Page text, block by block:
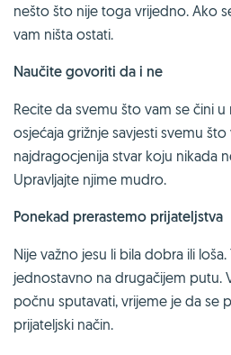
nešto što nije toga vrijedno. Ako
vam ništa ostati.
Naučite govoriti da i ne
Recite da svemu što vam se čini
osjećaja grižnje savjesti svemu
najdragocjenija stvar koju nikada
Upravljajte njime mudro.
Ponekad prerastemo prijateljstva
Nije važno jesu li bila dobra ili
jednostavno na drugačijem putu.
počnu sputavati, vrijeme je da se
prijateljski način.